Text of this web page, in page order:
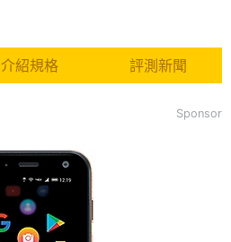
介紹規格 評測新聞
Sponsor